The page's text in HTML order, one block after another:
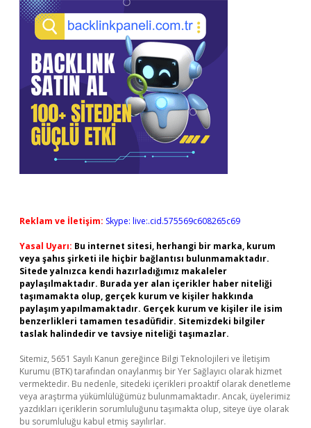
Reklam ve İletişim: Skype: live:.cid.575569c608265c69
Yasal Uyarı: Bu internet sitesi, herhangi bir marka, kurum
veya şahıs şirketi ile hiçbir bağlantısı bulunmamaktadır.
Sitede yalnızca kendi hazırladığımız makaleler
paylaşılmaktadır. Burada yer alan içerikler haber niteliği
taşımamakta olup, gerçek kurum ve kişiler hakkında
paylaşım yapılmamaktadır. Gerçek kurum ve kişiler ile isim
benzerlikleri tamamen tesadüfidir. Sitemizdeki bilgiler
taslak halindedir ve tavsiye niteliği taşımazlar.
Sitemiz, 5651 Sayılı Kanun gereğince Bilgi Teknolojileri ve İletişim
Kurumu (BTK) tarafından onaylanmış bir Yer Sağlayıcı olarak hizmet
vermektedir. Bu nedenle, sitedeki içerikleri proaktif olarak denetleme
veya araştırma yükümlülüğümüz bulunmamaktadır. Ancak, üyelerimiz
yazdıkları içeriklerin sorumluluğunu taşımakta olup, siteye üye olarak
bu sorumluluğu kabul etmiş sayılırlar.